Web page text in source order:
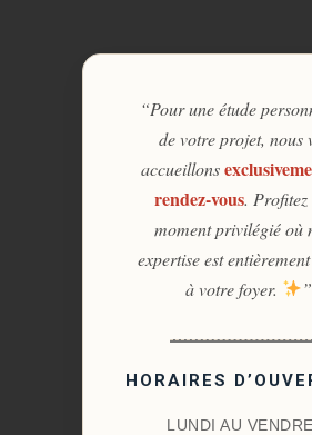
“Pour une étude
de votre projet, nous
accueillons
rendez-vous. Profitez
moment privilégié où
expertise est
à votre foyer.
”
HORAIRES
LUNDI AU